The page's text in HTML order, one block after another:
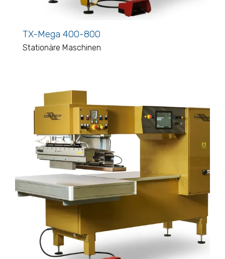
TX-Mega 400-800
Stationäre Maschinen